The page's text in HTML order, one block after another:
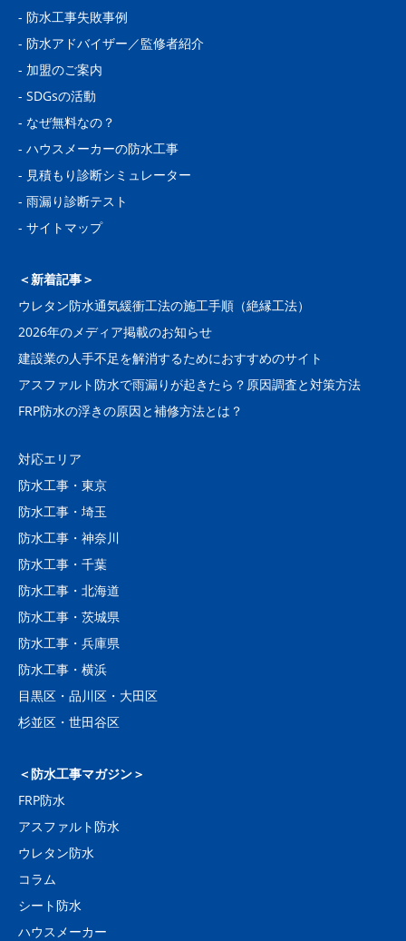
- 防水工事失敗事例
- 防水アドバイザー／監修者紹介
- 加盟のご案内
- SDGsの活動
- なぜ無料なの？
- ハウスメーカーの防水工事
- 見積もり診断シミュレーター
- 雨漏り診断テスト
- サイトマップ
＜新着記事＞
ウレタン防水通気緩衝工法の施工手順（絶縁工法）
2026年のメディア掲載のお知らせ
建設業の人手不足を解消するためにおすすめのサイト
アスファルト防水で雨漏りが起きたら？原因調査と対策方法
FRP防水の浮きの原因と補修方法とは？
対応エリア
防水工事・東京
防水工事・埼玉
防水工事・神奈川
防水工事・千葉
防水工事・北海道
防水工事・茨城県
防水工事・兵庫県
防水工事・横浜
目黒区・品川区・大田区
杉並区・世田谷区
＜防水工事マガジン＞
FRP防水
アスファルト防水
ウレタン防水
コラム
シート防水
ハウスメーカー